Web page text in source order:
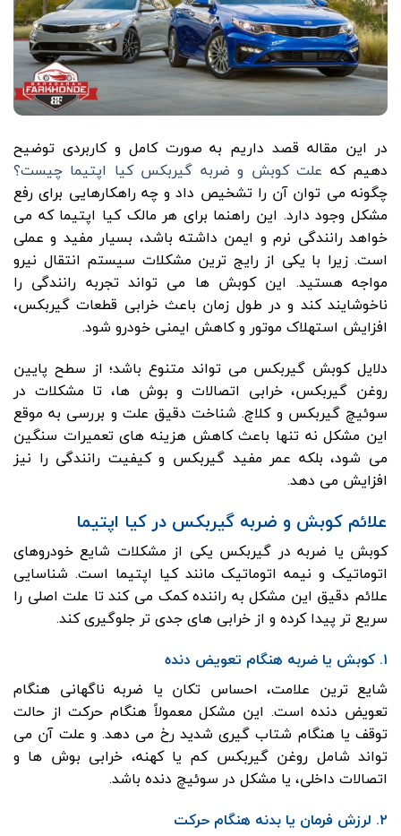
در این مقاله قصد داریم به صورت کامل و کاربردی توضیح
دهیم که علت کوبش و ضربه گیربکس کیا اپتیما چیست؟
چگونه می توان آن را تشخیص داد و چه راهکارهایی برای رفع
مشکل وجود دارد. این راهنما برای هر مالک کیا اپتیما که می
خواهد رانندگی نرم و ایمن داشته باشد، بسیار مفید و عملی
است. زیرا با یکی از رایج ترین مشکلات سیستم انتقال نیرو
مواجه هستید. این کوبش ها می تواند تجربه رانندگی را
ناخوشایند کند و در طول زمان باعث خرابی قطعات گیربکس،
افزایش استهلاک موتور و کاهش ایمنی خودرو شود.
دلایل کوبش گیربکس می تواند متنوع باشد؛ از سطح پایین
روغن گیربکس، خرابی اتصالات و بوش ها، تا مشکلات در
سوئیچ گیربکس و کلاچ. شناخت دقیق علت و بررسی به موقع
این مشکل نه تنها باعث کاهش هزینه های تعمیرات سنگین
می شود، بلکه عمر مفید گیربکس و کیفیت رانندگی را نیز
افزایش می دهد.
علائم کوبش و ضربه گیربکس در کیا اپتیما
کوبش یا ضربه در گیربکس یکی از مشکلات شایع خودروهای
اتوماتیک و نیمه اتوماتیک مانند کیا اپتیما است. شناسایی
علائم دقیق این مشکل به راننده کمک می کند تا علت اصلی را
سریع تر پیدا کرده و از خرابی های جدی تر جلوگیری کند.
۱. کوبش یا ضربه هنگام تعویض دنده
شایع ترین علامت، احساس تکان یا ضربه ناگهانی هنگام
تعویض دنده است. این مشکل معمولاً هنگام حرکت از حالت
توقف یا هنگام شتاب گیری شدید رخ می دهد. و علت‌ آن می
تواند شامل روغن گیربکس کم یا کهنه، خرابی بوش ها و
اتصالات داخلی، یا مشکل در سوئیچ دنده باشد.
۲. لرزش فرمان یا بدنه هنگام حرکت